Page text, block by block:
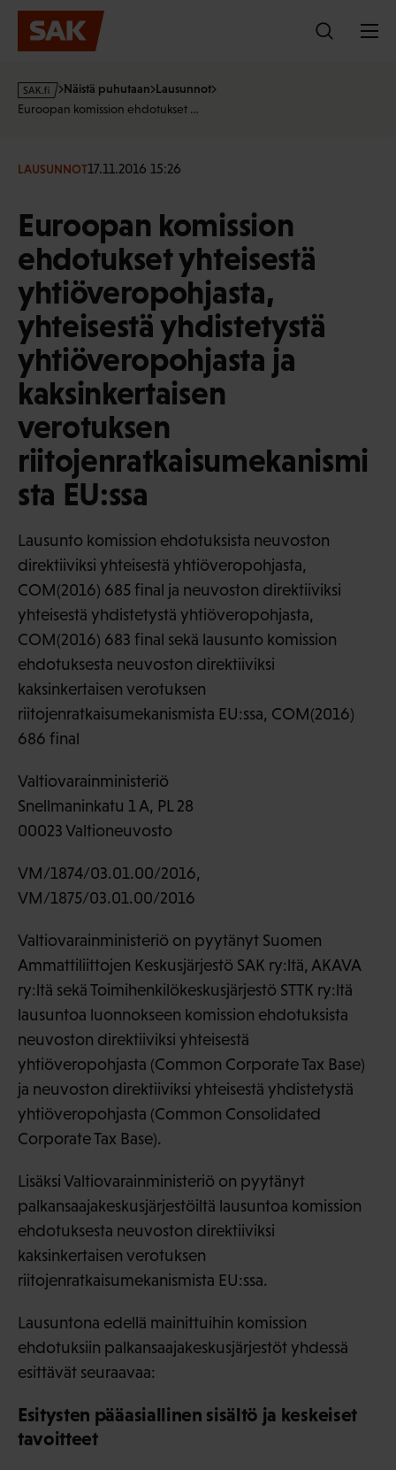
Hyppää
sisältöön
s
a
f
Näistä puhutaan Lausunnot
Euroopan komission ehdotukset …
LAUSUNNOT17.11.2016 15:26
Euroopan komission
ehdotukset yhteisestä
yhtiöveropohjasta,
yhteisestä yhdistetystä
yhtiöveropohjasta ja
kaksinkertaisen
verotuksen
riitojenratkaisumekanismi
sta EU:ssa
Lausunto komission ehdotuksista neuvoston
direktiiviksi yhteisestä yhtiöveropohjasta,
COM(2016) 685 final ja neuvoston direktiiviksi
yhteisestä yhdistetystä yhtiöveropohjasta,
COM(2016) 683 final sekä lausunto komission
ehdotuksesta neuvoston direktiiviksi
kaksinkertaisen verotuksen
riitojenratkaisumekanismista EU:ssa, COM(2016)
686 final
Valtiovarainministeriö
Snellmaninkatu 1 A, PL 28
00023 Valtioneuvosto
VM/1874/03.01.00/2016,
VM/1875/03.01.00/2016
Valtiovarainministeriö on pyytänyt Suomen
Ammattiliittojen Keskusjärjestö SAK ry:ltä, AKAVA
ry:ltä sekä Toimihenkilökeskusjärjestö STTK ry:ltä
lausuntoa luonnokseen komission ehdotuksista
neuvoston direktiiviksi yhteisestä
yhtiöveropohjasta (Common Corporate Tax Base)
ja neuvoston direktiiviksi yhteisestä yhdistetystä
yhtiöveropohjasta (Common Consolidated
Corporate Tax Base).
Lisäksi Valtiovarainministeriö on pyytänyt
palkansaajakeskusjärjestöiltä lausuntoa komission
ehdotuksesta neuvoston direktiiviksi
kaksinkertaisen verotuksen
riitojenratkaisumekanismista EU:ssa.
Lausuntona edellä mainittuihin komission
ehdotuksiin palkansaajakeskusjärjestöt yhdessä
esittävät seuraavaa:
Esitysten pääasiallinen sisältö ja keskeiset
tavoitteet